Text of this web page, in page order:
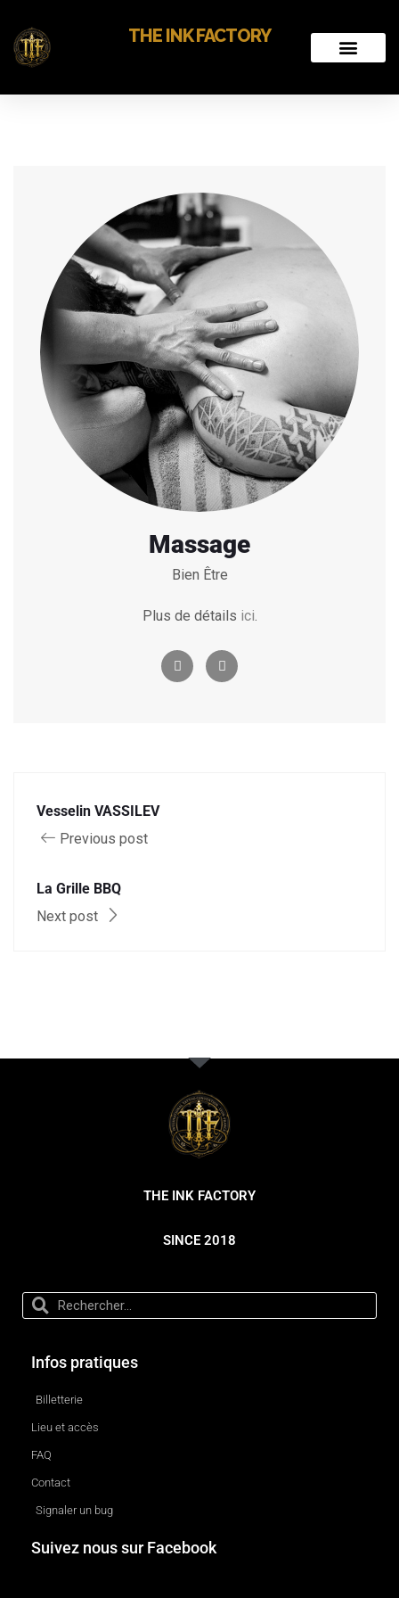
THE INK FACTORY
Massage
Bien Être
Plus de détails ici
Vesselin VASSILEV
Previous post
La Grille BBQ
Next post
THE INK FACTORY
SINCE 2018
Infos pratiques
Billetterie
Lieu et accès
FAQ
Contact
Signaler un bug
Suivez nous sur Facebook